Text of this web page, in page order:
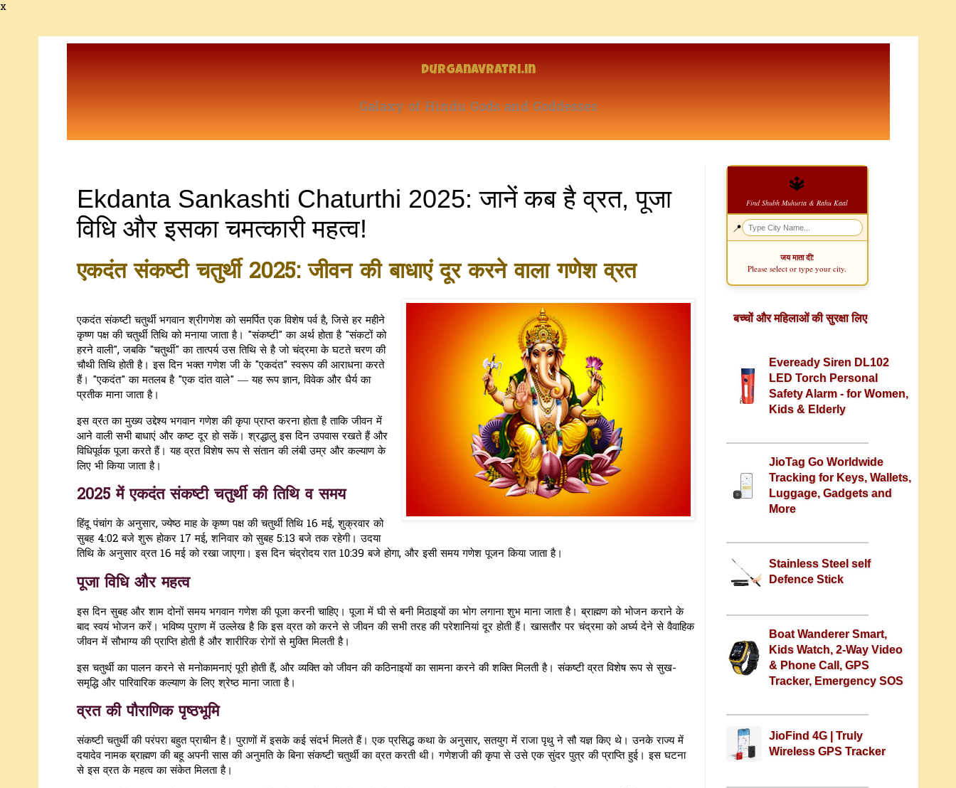
x
Durganavratri.in
Galaxy of Hindu Gods and Goddesses
Ekdanta Sankashti Chaturthi 2025: जानें कब है व्रत, पूजा
विधि और इसका चमत्कारी महत्व!
एकदंतसंकष्टी चतुर्थी 2025: जीवन की बाधाएं दूर करने वाला गणेश व्रत
एकदंत संकष्टी चतुर्थी भगवान श्रीगणेश को समर्पित एक विशेष पर्व है, जिसे हर महीने
कृष्ण पक्ष की चतुर्थी तिथि को मनाया जाता है। "संकष्टी" का अर्थ होता है "संकटों को
हरने वाली", जबकि "चतुर्थी" का तात्पर्य उस तिथि से है जो चंद्रमा के घटते चरण की
चौथी तिथि होती है। इस दिन भक्त गणेश जी के "एकदंत" स्वरूप की आराधना करते
हैं। "एकदंत" का मतलब है "एक दांत वाले" — यह रूप ज्ञान, विवेक और धैर्य का
प्रतीक माना जाता है।
इस व्रत का मुख्य उद्देश्य भगवान गणेश की कृपा प्राप्त करना होता है ताकि जीवन में
आने वाली सभी बाधाएं और कष्ट दूर हो सकें। श्रद्धालु इस दिन उपवास रखते हैं और
विधिपूर्वक पूजा करते हैं। यह व्रत विशेष रूप से संतान की लंबी उम्र और कल्याण के
लिए भी किया जाता है।
2025 में एकदंत संकष्टी चतुर्थी की तिथि व समय
हिंदू पंचांग के अनुसार, ज्येष्ठ माह के कृष्ण पक्ष की चतुर्थी तिथि 16 मई, शुक्रवार को
सुबह 4:02 बजे शुरू होकर 17 मई, शनिवार को सुबह 5:13 बजे तक रहेगी। उदया
तिथि के अनुसार व्रत 16 मई को रखा जाएगा। इस दिन चंद्रोदय रात 10:39 बजे होगा, और इसी समय गणेश पूजन किया जाता है।
पूजा विधि और महत्व
इस दिन सुबह और शाम दोनों समय भगवान गणेश की पूजा करनी चाहिए। पूजा में घी से बनी मिठाइयों का भोग लगाना शुभ माना जाता है। ब्राह्मण को भोजन कराने के
बाद स्वयं भोजन करें। भविष्य पुराण में उल्लेख है कि इस व्रत को करने से जीवन की सभी तरह की परेशानियां दूर होती हैं। खासतौर पर चंद्रमा को अर्घ्य देने से वैवाहिक
जीवन में सौभाग्य की प्राप्ति होती है और शारीरिक रोगों से मुक्ति मिलती है।
इस चतुर्थी का पालन करने से मनोकामनाएं पूरी होती हैं, और व्यक्ति को जीवन की कठिनाइयों का सामना करने की शक्ति मिलती है। संकष्टी व्रत विशेष रूप से सुख-
समृद्धि और पारिवारिक कल्याण के लिए श्रेष्ठ माना जाता है।
व्रत की पौराणिक पृष्ठभूमि
संकष्टी चतुर्थी की परंपरा बहुत प्राचीन है। पुराणों में इसके कई संदर्भ मिलते हैं। एक प्रसिद्ध कथा के अनुसार, सतयुग में राजा पृथु ने सौ यज्ञ किए थे। उनके राज्य में
दयादेव नामक ब्राह्मण की बहू अपनी सास की अनुमति के बिना संकष्टी चतुर्थी का व्रत करती थी। गणेशजी की कृपा से उसे एक सुंदर पुत्र की प्राप्ति हुई। इस घटना
से इस व्रत के महत्व का संकेत मिलता है।
🔱
Find Shubh Muhurta & Rahu Kaal
📍
जय माता दी!
Please select or type your city.
बच्चों और महिलाओं की सुरक्षा लिए
Eveready Siren DL102
LED Torch Personal
Safety Alarm - for Women,
Kids & Elderly
JioTag Go Worldwide
Tracking for Keys, Wallets,
Luggage, Gadgets and
More
Stainless Steel self
Defence Stick
Boat Wanderer Smart,
Kids Watch, 2-Way Video
& Phone Call, GPS
Tracker, Emergency SOS
JioFind 4G | Truly
Wireless GPS Tracker